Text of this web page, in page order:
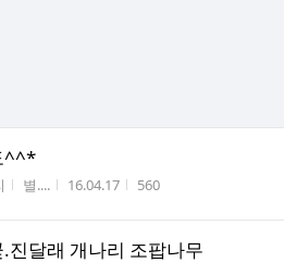
^^*
작성자
별.... 작성시간
16.04.17 조회수
560
진달래 개나리 조팝나무